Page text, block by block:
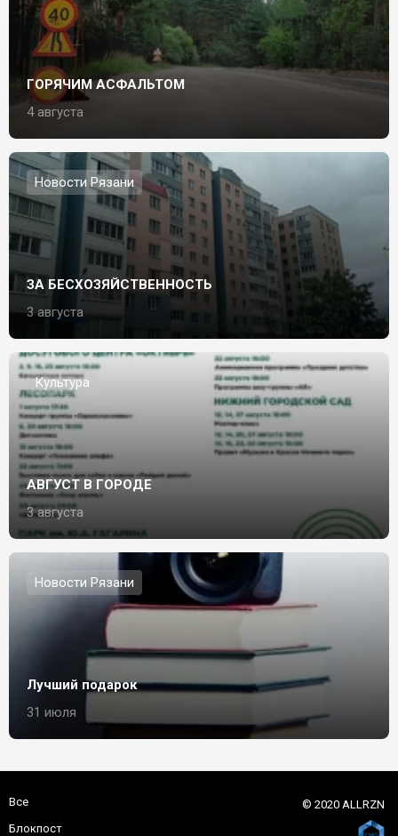
ГОРЯЧИМ АСФАЛЬТОМ
4 августа
Новости Рязани
ЗА БЕСХОЗЯЙСТВЕННОСТЬ
3 августа
Культура
АВГУСТ В ГОРОДЕ
3 августа
Новости Рязани
Лучший подарок
31 июля
Все
Блокпост
© 2020 ALLRZN